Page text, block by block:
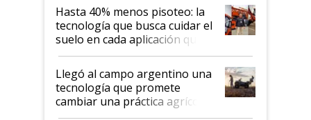
Hasta 40% menos pisoteo: la
tecnología que busca cuidar el
suelo en cada aplicación que
llevó Jacto al Congreso
Aapresid 2026
Llegó al campo argentino una
tecnología que promete
cambiar una práctica agrícola
clave: ¿Y si analizar el suelo